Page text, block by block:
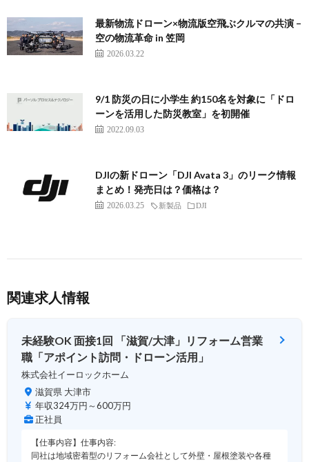
最新物流ドローン×物流版空飛ぶクルマの共演 –
空の物流革命 in 笠岡
2026.03.22
9/1 防災の日に小学生 約150名を対象に「ドロ
ーンを活用した防災教室」を初開催
2022.09.03
DJIの新ドローン「DJI Avata 3」のリーク情報
まとめ！発売日は？価格は？
2026.03.25 新製品 DJI
関連求人情報
未経験OK 面接1回 「滋賀/大津」リフォーム営業
職「アポイント訪問・ドローン活用」
株式会社イーロックホーム
滋賀県 大津市
年収324万円～600万円
正社員
【仕事内容】仕事内容:
同社は地域密着型のリフォーム会社として外壁・屋根塗装や各種